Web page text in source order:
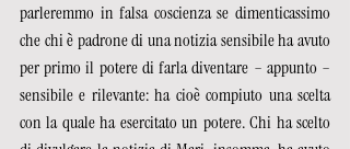
parleremmo in falsa coscienza se dimenticassimo
che chi è padrone di una notizia sensibile ha avuto
per primo il potere di farla diventare – appunto –
sensibile e rilevante: ha cioè compiuto una scelta
con la quale ha esercitato un potere. Chi ha scelto